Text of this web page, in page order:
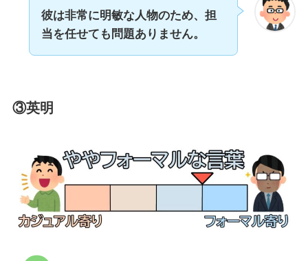
彼は非常に明敏な人物のため、担
当を任せても 問題ありません。
③英明